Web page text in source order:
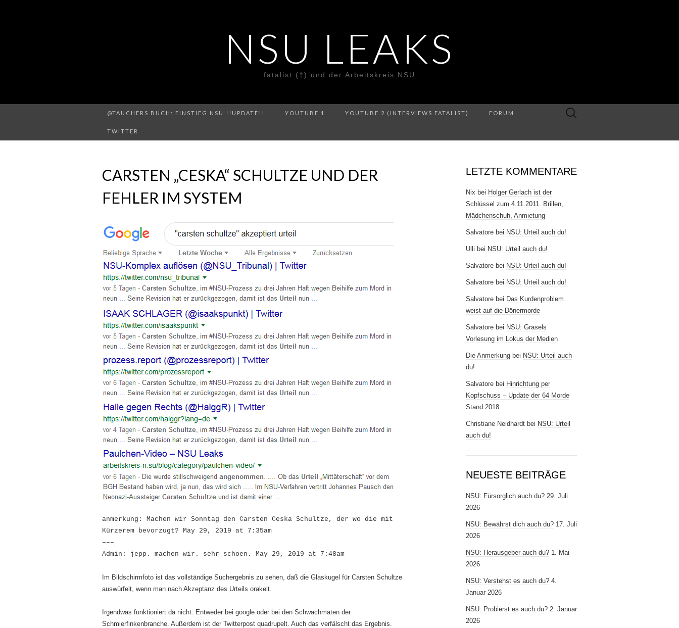
NSU LEAKS
fatalist (†) und der Arbeitskreis NSU
@TAUCHERS BUCH: EINSTIEG NSU !!UPDATE!! YOUTUBE 1 YOUTUBE 2 (INTERVIEWS FATALIST) FORUM
TWITTER
Suche
CARSTEN „CESKA“ SCHULTZE UND DER
FEHLER IM SYSTEM
anmerkung: Machen wir Sonntag den Carsten Ceska Schultze, der wo die mit
Kürzerem bevorzugt? May 29, 2019 at 7:35am
–––
Admin: jepp. machen wir. sehr schoen. May 29, 2019 at 7:48am
Im Bildschirmfoto ist das vollständige Suchergebnis zu sehen, daß die Glaskugel für Carsten Schultze
auswürfelt, wenn man nach Akzeptanz des Urteils orakelt.
Irgendwas funktioniert da nicht. Entweder bei google oder bei den Schwachmaten der
Schmierfinkenbranche. Außerdem ist der Twitterpost quadrupelt. Auch das verfälscht das Ergebnis.
LETZTE KOMMENTARE
Nix bei Holger Gerlach ist der
Schlüssel zum 4.11.2011. Brillen,
Mädchenschuh, Anmietung
Salvatore bei NSU: Urteil auch du!
Ulli bei NSU: Urteil auch du!
Salvatore bei NSU: Urteil auch du!
Salvatore bei NSU: Urteil auch du!
Salvatore bei Das Kurdenproblem
weist auf die Dönermorde
Salvatore bei NSU: Grasels
Vorlesung im Lokus der Medien
Die Anmerkung bei NSU: Urteil auch
du!
Salvatore bei Hinrichtung per
Kopfschuss – Update der 64 Morde
Stand 2018
Christiane Neidhardt bei NSU: Urteil
auch du!
NEUESTE BEITRÄGE
NSU: Fürsorglich auch du? 29. Juli
2026
NSU: Bewährst dich auch du? 17. Juli
2026
NSU: Herausgeber auch du? 1. Mai
2026
NSU: Verstehst es auch du? 4.
Januar 2026
NSU: Probierst es auch du? 2. Januar
2026